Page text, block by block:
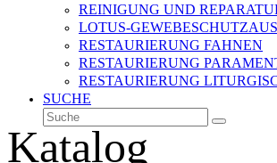
REINIGUNG UND
LOTUS-
RESTAURIERUNG FAHNEN
RESTAURIERUNG
RESTAURIERUNG
SUCHE
Suche
Senden
Katalog